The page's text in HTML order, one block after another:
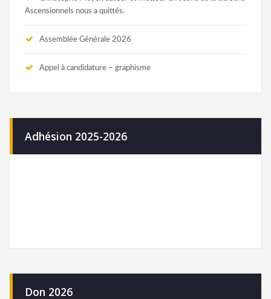
Ascensionnels nous a quittés.
Assemblée Générale 2026
Appel à candidature – graphisme
Adhésion 2025-2026
Don 2026